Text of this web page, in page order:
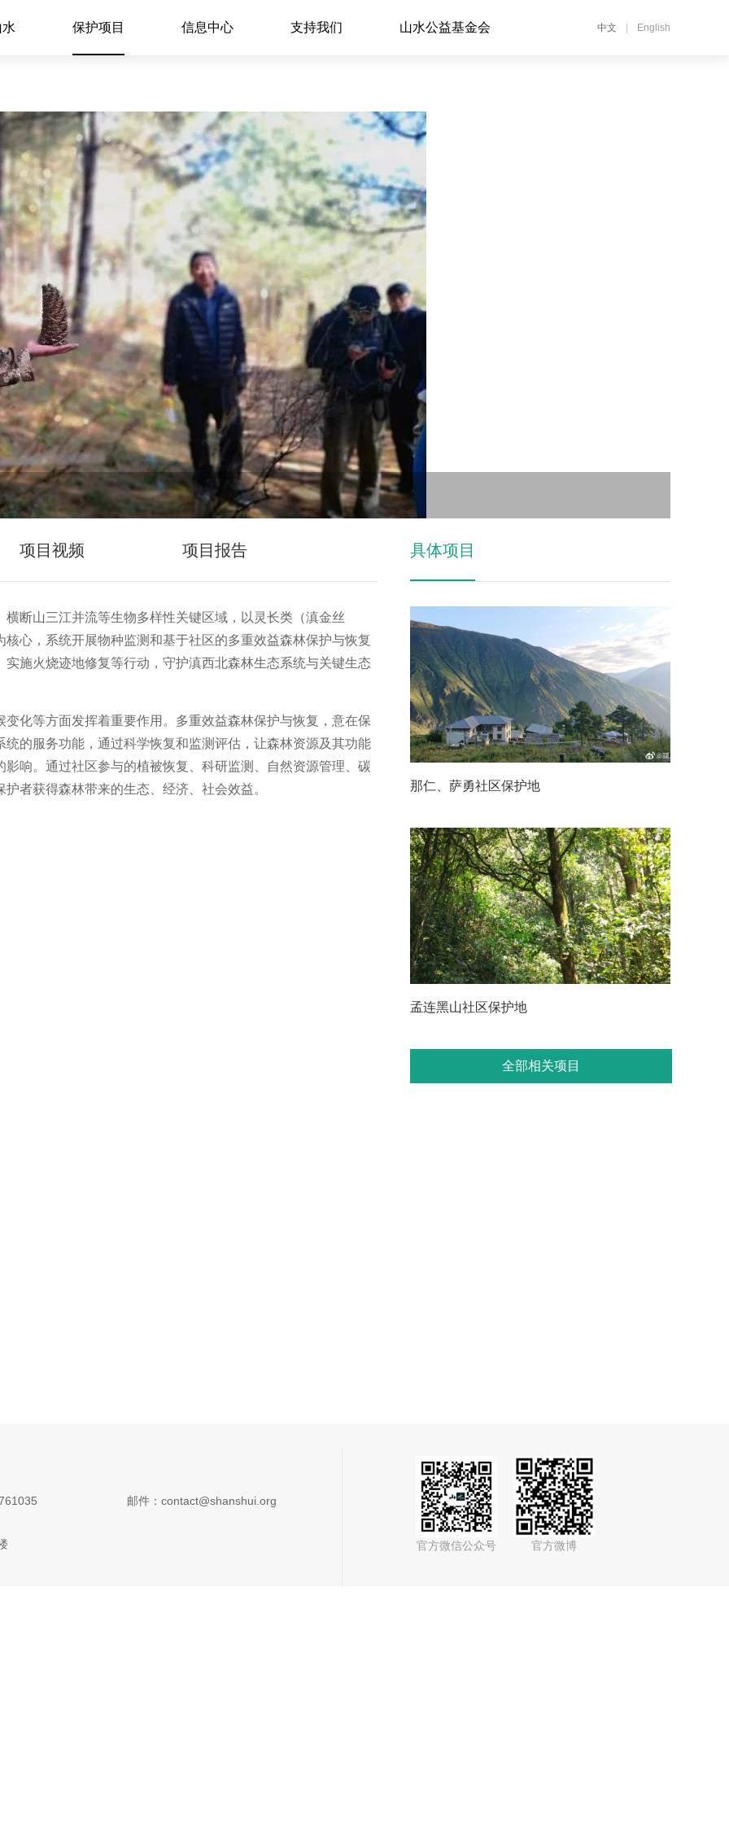
保护项目 信息中心 支持我们 山水公益基金会 中文 English
项目视频 项目报告
断山三江并流等生物多样性关键区域，以灵长类（滇金丝
心，系统开展物种监测和基于社区的多重效益森林保护与恢复
施火烧迹地修复等行动，守护滇西北森林生态系统与关键生态
化等方面发挥着重要作用。多重效益森林保护与恢复，意在保
的服务功能，通过科学恢复和监测评估，让森林资源及其功能
响。通过社区参与的植被恢复、科研监测、自然资源管理、碳
者获得森林带来的生态、经济、社会效益。
具体项目
那仁、萨勇社区保护地
孟连黑山社区保护地
全部相关项目
邮件：contact@shanshui.org
官方微信公众号 官方微博